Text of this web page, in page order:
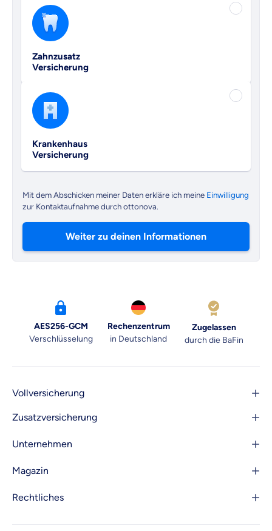
Zahnzusatz
Versicherung
Krankenhaus
Versicherung
Mit dem Abschicken meiner Daten erkläre ich meine Einwilligung
zur Kontaktaufnahme durch ottonova.
Weiter zu deinen Informationen
AES256-GCM
Verschlüsselung
Rechenzentrum
in Deutschland
Zugelassen
durch die BaFin
Vollversicherung
Zusatzversicherung
Unternehmen
Magazin
Rechtliches